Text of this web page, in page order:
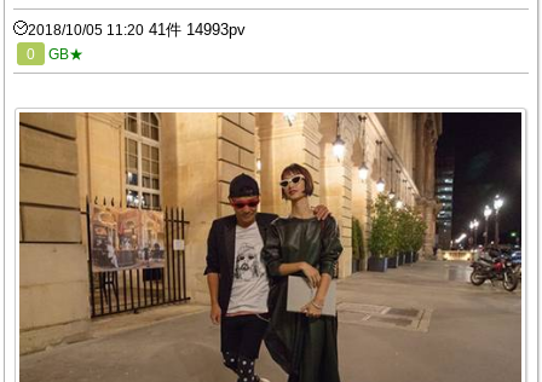
2018/10/05 11:20 41件 14993pv
0 GB★